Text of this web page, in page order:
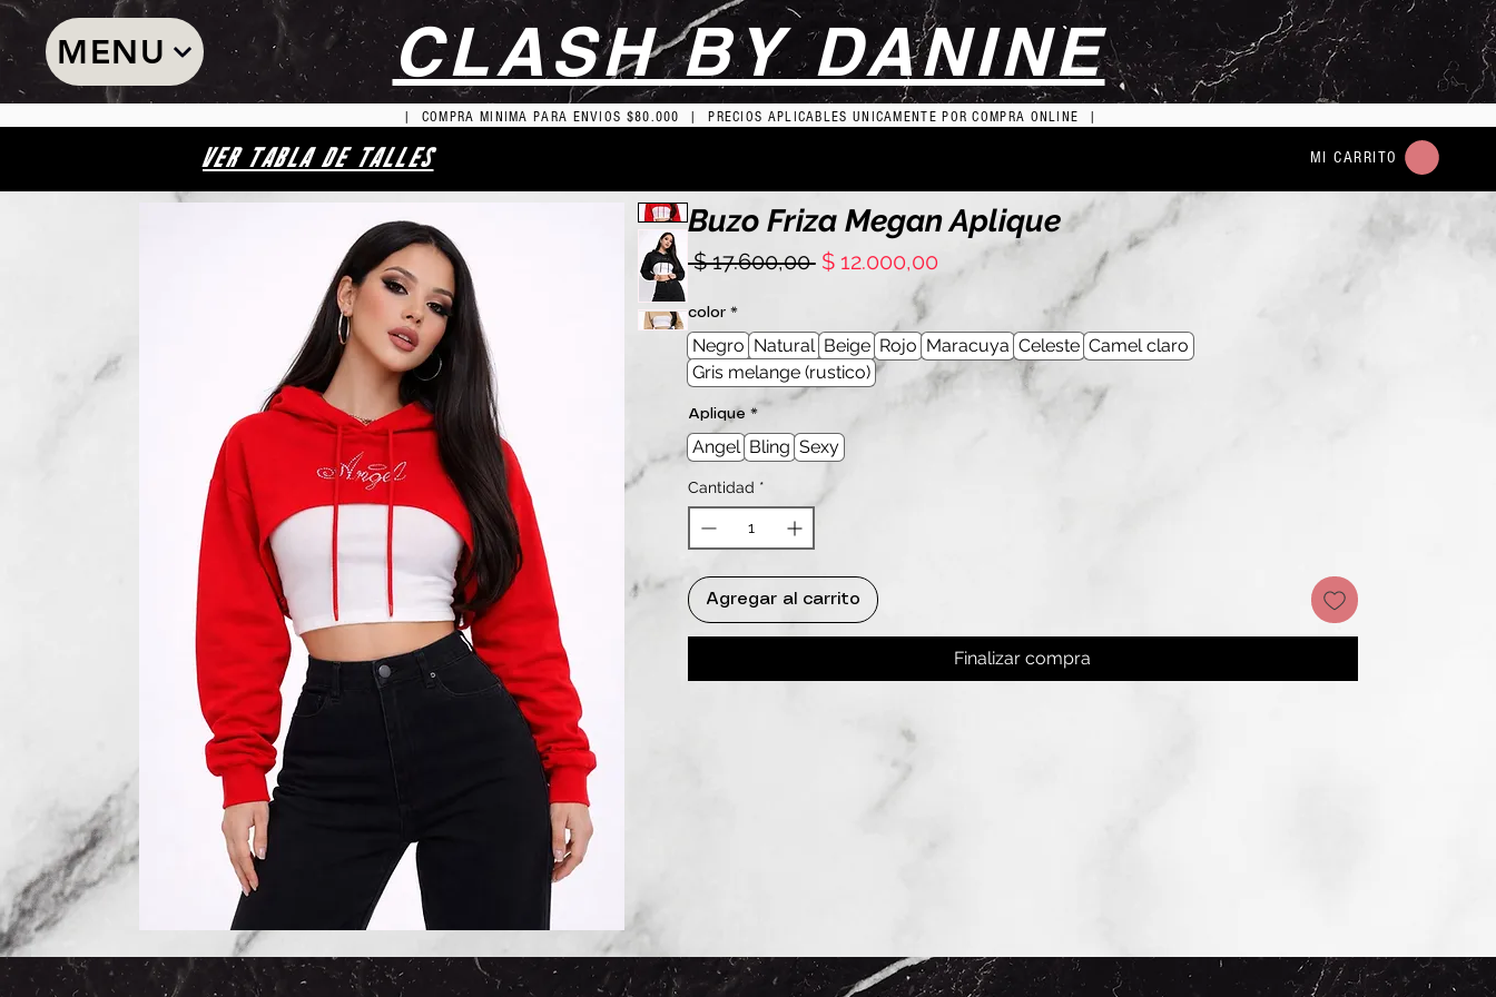
MENU CLASH BY DANINE
| COMPRA MINIMA PARA ENVIOS $80.000 | PRECIOS APLICABLES UNICAMENTE POR COMPRA ONLINE |
VER TABLA DE TALLES MI CARRITO
Buzo Friza Megan Aplique
$ 17.600,00 Precio
$ 12.000,00Precio
color *
Negro Natural Beige Rojo Maracuya Celeste Camel claro
Gris melange (rustico)
Aplique *
Angel Bling Sexy
Cantidad *
Agregar al carrito
Finalizar compra